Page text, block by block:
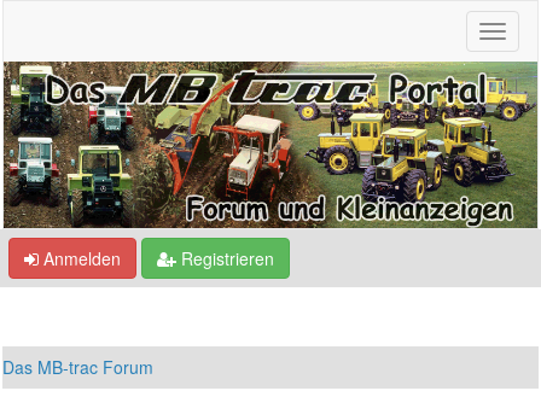
Anmelden Registrieren
Das MB-trac Forum